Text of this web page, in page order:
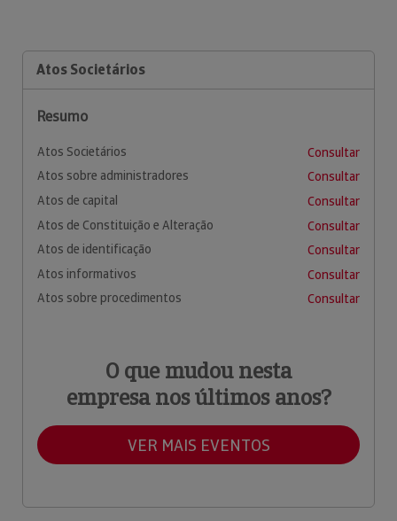
Atos Societários
Resumo
Atos Societários
Consultar
Atos sobre administradores
Consultar
Atos de capital
Consultar
Atos de Constituição e Alteração
Consultar
Atos de identificação
Consultar
Atos informativos
Consultar
Atos sobre procedimentos
Consultar
O que mudou nesta
empresa nos últimos anos?
VER MAIS EVENTOS